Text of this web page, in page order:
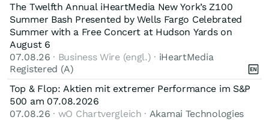
The Twelfth Annual iHeartMedia New York’s Z100
Summer Bash Presented by Wells Fargo Celebrated
Summer with a Free Concert at Hudson Yards on
August 6
07.08.26 · Business Wire (engl.) · iHeartMedia
Registered (A)
Top & Flop: Aktien mit extremer Performance im S&P
500 am 07.08.2026
07.08.26 · wO Chartvergleich · Akamai Technologies